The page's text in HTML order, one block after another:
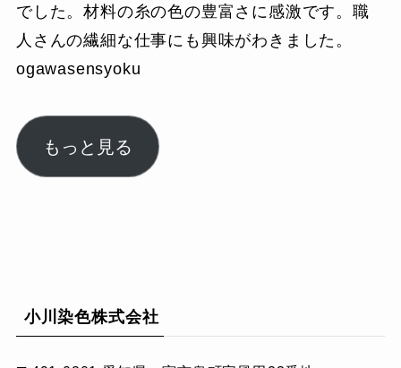
でした。材料の糸の色の豊富さに感激です。職
人さんの繊細な仕事にも興味がわきました。
ogawasensyoku
もっと見る
小川染色株式会社